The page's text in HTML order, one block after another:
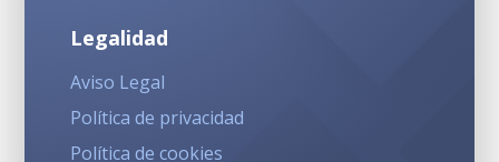
Legalidad
Aviso Legal
Política de privacidad
Política de cookies